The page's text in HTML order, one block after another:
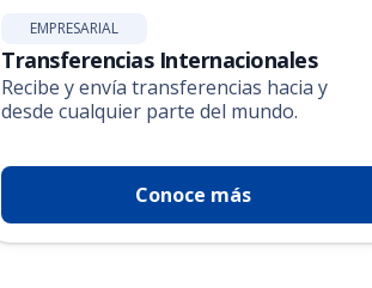
EMPRESARIAL
Transferencias Internacionales
Recibe y envía transferencias hacia y
desde cualquier parte del mundo.
Conoce más